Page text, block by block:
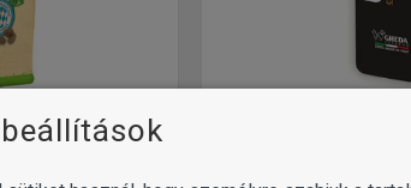
Reis (15 + 3